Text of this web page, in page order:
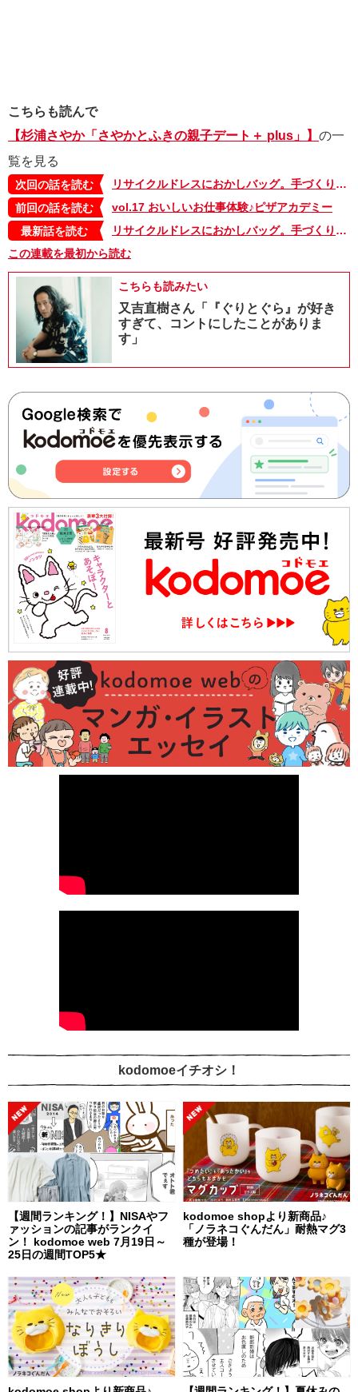
こちらも読んで
【杉浦さやか「さやかとふきの親子デート＋ plus」】 の一
覧を見る
次回の話を読む
リサイクルドレスにおかしバッグ。手づくりハロウィンを楽しもう！【杉浦さやか「さやかとふきの親子デート＋plus」】
前回の話を読む
vol.17 おいしいお仕事体験♪ピザアカデミー
最新話を読む
リサイクルドレスにおかしバッグ。手づくりハロウィンを楽しもう！【杉浦さやか「さやかとふきの親子デート＋plus」】
この連載を最初から読む
こちらも読みたい
又吉直樹さん「『ぐりとぐら』が好き
すぎて、コントにしたことがありま
す」
kodomoeイチオシ！
【週間ランキング！】NISAやフ
ァッションの記事がランクイ
ン！ kodomoe web 7月19日～
25日の週間TOP5★
kodomoe shopより新商品♪
「ノラネコぐんだん」耐熱マグ3
種が登場！